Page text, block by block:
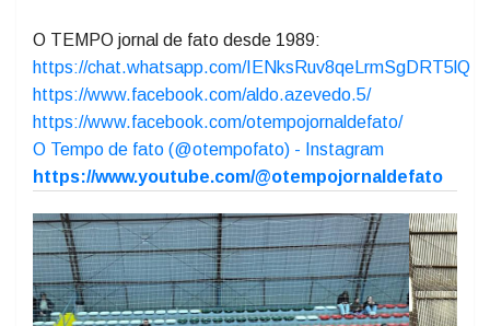
valorização dos talentos locais.
Fonte: ASCOM/Prefeitura de Campos Novos
O TEMPO jornal de fato desde 1989:
https://chat.whatsapp.com/IENksRuv8qeLrmSgDRT5lQ
https://www.facebook.com/aldo.azevedo.5/
O Tempo de fato (@otempofato) - Instagram
https://www.youtube.com/@otempojornaldefato